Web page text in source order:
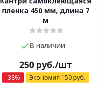
пленка 450 мм, длина 7
м
В наличии
250 руб./шт
-38% Экономия 150 руб.